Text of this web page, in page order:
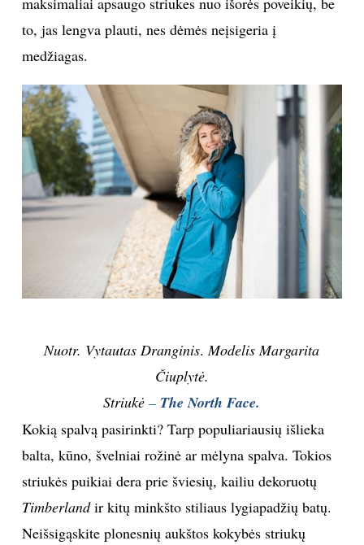
to, jas lengva plauti, nes dėmės neįsigeria į
medžiagas.
Nuotr. Vytautas Dranginis.Modelis Margarita
Čiuplytė.
Striukė– The North Face.
Kokią spalvą pasirinkti? Tarp populiariausių išlieka
balta, kūno, švelniai rožinė ar mėlyna spalva. Tokios
striukės puikiai dera prie šviesių, kailiu dekoruotų
Timberlandir kitų minkšto stiliaus lygiapadžių batų.
Neišsigąskite plonesnių aukštos kokybės striukų